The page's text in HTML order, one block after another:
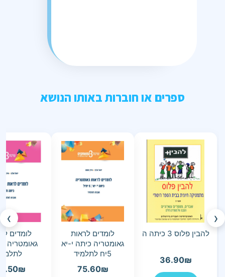
ספרים או חוברות באותו הנושא
‹
להבין פלוס 3 כיתה ה
36.90₪
לומדים לראות
גאומטריה כיתה י-יא
5יח לתלמיד
75.60₪
לומדים
גאומטריה
₪
›